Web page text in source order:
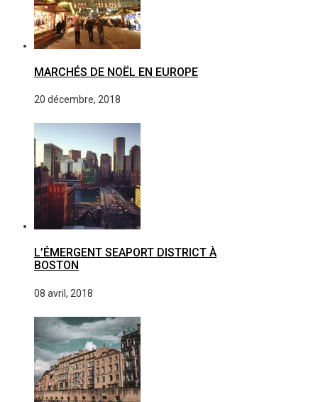
MARCHÉS DE NOËL EN EUROPE
20 décembre, 2018
L’ÉMERGENT SEAPORT DISTRICT À
BOSTON
08 avril, 2018